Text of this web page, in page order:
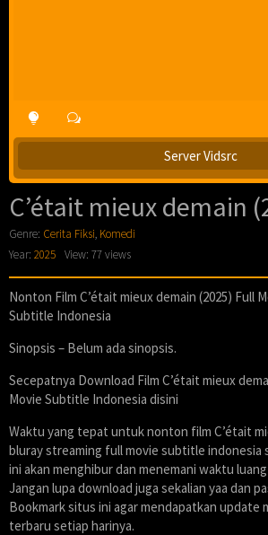
Server Vidsrc
C’était mieux demain
Genre: Cerita Fiksi, Komedi
Year: 2025 View: 77 views
Nonton Film C’était mieux demain (2025) Full
Subtitle Indonesia
Sinopsis – Belum ada sinopsis.
Secepatnya Download Film C’était mieux
Movie Subtitle Indonesia disini
Waktu yang tepat untuk nonton film C’était
bluray streaming full movie subtitle indonesia
ini akan menghibur dan menemani waktu
Jangan lupa download juga sekalian yaa dan
Bookmark situs ini agar mendapatkan update
terbaru setiap harinya.